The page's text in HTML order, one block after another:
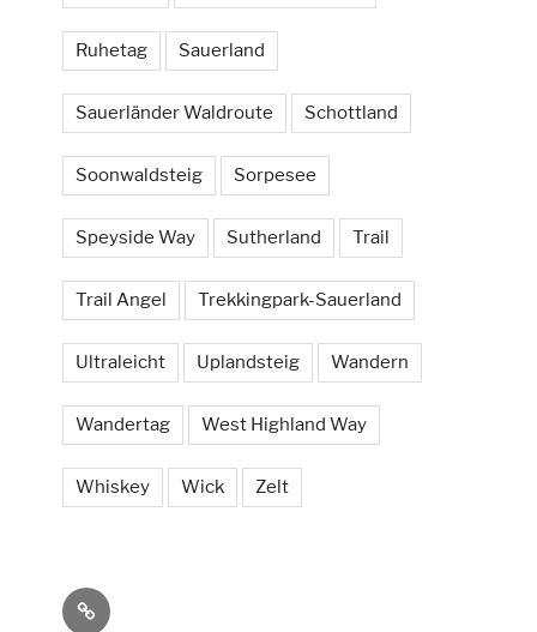
Ruhetag Sauerland
Sauerländer Waldroute Schottland
Soonwaldsteig Sorpesee
Speyside Way Sutherland Trail
Trail Angel Trekkingpark-Sauerland
Ultraleicht Uplandsteig Wandern
Wandertag West Highland Way
Whiskey Wick Zelt
Social